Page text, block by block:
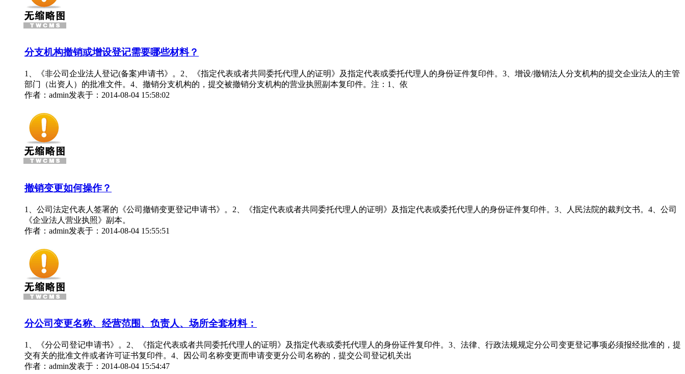
分支机构撤销或增设登记需要哪些材料？
1、《非公司企业法人登记(备案)申请书》。2、《指定代表或者共同委托代理人的证明》及指定代表或委托代理人的身份证件复印件。3、增设/撤销法人分支机构的提交企业法人的主管
部门（出资人）的批准文件。4、撤销分支机构的，提交被撤销分支机构的营业执照副本复印件。注：1、依
作者：admin发表于：2014-08-04 15:58:02
撤销变更如何操作？
1、公司法定代表人签署的《公司撤销变更登记申请书》。2、《指定代表或者共同委托代理人的证明》及指定代表或委托代理人的身份证件复印件。3、人民法院的裁判文书。4、公司
《企业法人营业执照》副本。
作者：admin发表于：2014-08-04 15:55:51
分公司变更名称、经营范围、负责人、场所全套材料：
1、《分公司登记申请书》。2、《指定代表或者共同委托代理人的证明》及指定代表或委托代理人的身份证件复印件。3、法律、行政法规规定分公司变更登记事项必须报经批准的，提
交有关的批准文件或者许可证书复印件。4、因公司名称变更而申请变更分公司名称的，提交公司登记机关出
作者：admin发表于：2014-08-04 15:54:47